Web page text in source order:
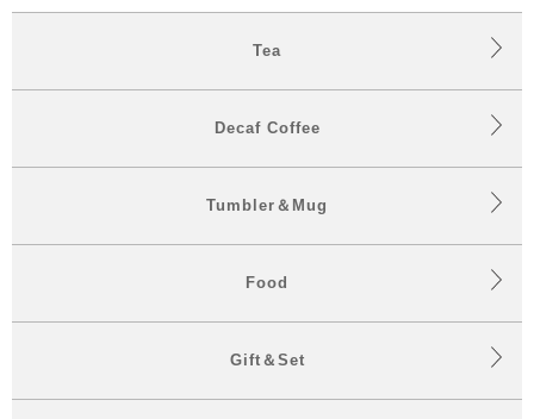
Tea
Decaf Coffee
Tumbler＆Mug
Food
Gift＆Set